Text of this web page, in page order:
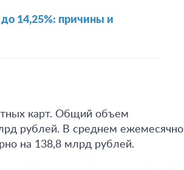
14,25%: причины и
карт. Общий объем
рублей. В среднем ежемесячно
на 138,8 млрд рублей.